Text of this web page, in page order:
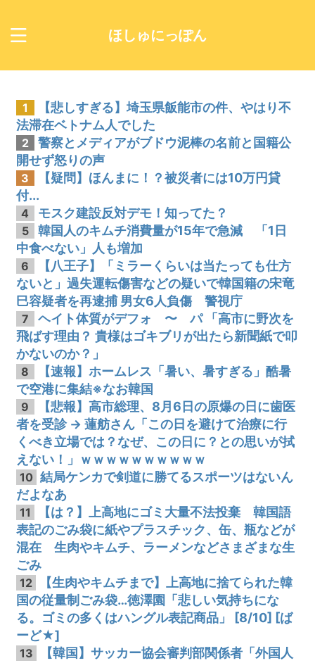
ほしゅにっぽん
1
【悲しすぎる】埼玉県飯能市の件、やはり不
法滞在ベトナム人でした
2
警察とメディアがブドウ泥棒の名前と国籍公
開せず怒りの声
3
【疑問】ほんまに！？被災者には10万円貸
付...
4 モスク建設反対デモ！知ってた？
5
韓国人のキムチ消費量が15年で急減 「1日
中食べない」人も増加
6
【八王子】「ミラーくらいは当たっても仕方
ないと」過失運転傷害などの疑いで韓国籍の宋竜
巳容疑者を再逮捕 男女6人負傷 警視庁
7
ヘイト体質がデフォ 〜 パ 「高市に野次を
飛ばす理由？ 貴様はゴキブリが出たら新聞紙で叩
かないのか？」
8
【速報】ホームレス「暑い、暑すぎる」酷暑
で空港に集結※なお韓国
9
【悲報】高市総理、8月6日の原爆の日に歯医
者を受診 → 蓮舫さん「この日を避けて治療に行
くべき立場では？なぜ、この日に？との思いが拭
えない！」ｗｗｗｗｗｗｗｗｗｗ
10 結局ケンカで剣道に勝てるスポーツはないん
だよなあ
11
【は？】上高地にゴミ大量不法投棄 韓国語
表記のごみ袋に紙やプラスチック、缶、瓶などが
混在 生肉やキムチ、ラーメンなどさまざまな生
ごみ
12
【生肉やキムチまで】上高地に捨てられた韓
国の従量制ごみ袋…徳澤園「悲しい気持ちにな
る。ゴミの多くはハングル表記商品」 [8/10] [ば
ーど★]
13
【韓国】サッカー協会審判部関係者「外国人